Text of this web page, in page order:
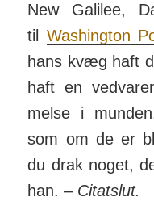
New Galilee,
til Washington
hans kvæg haft
haft en
melse i
som om de er
du drak noget,
han. – Citat­slut.